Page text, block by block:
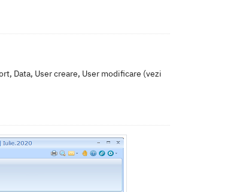
Data, User creare, User modificare (vezi